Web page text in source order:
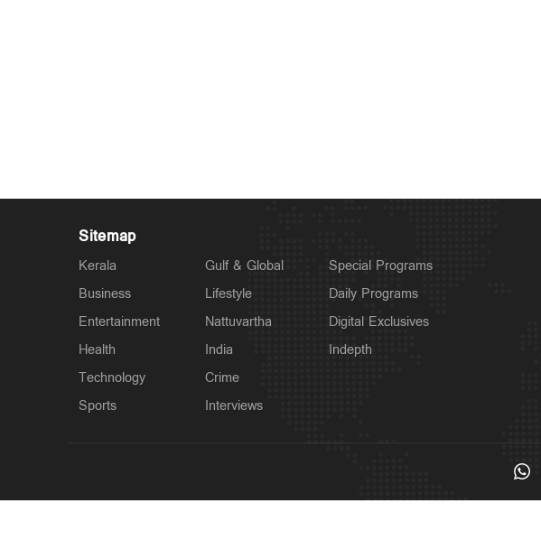
Sitemap
Kerala
Business
Entertainment
Health
Technology
Sports
Gulf & Global
Lifestyle
Nattuvartha
India
Crime
Interviews
Special Programs
Daily Programs
Digital Exclusives
Indepth